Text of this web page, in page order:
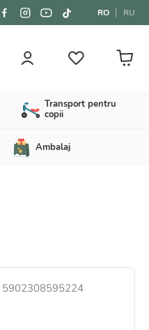
RO RU
Transport pentru
copii
Ambalaj
5902308595224